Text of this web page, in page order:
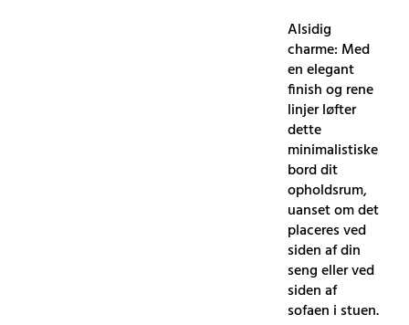
Alsidig
charme: Med
en elegant
finish og rene
linjer løfter
dette
minimalistiske
bord dit
opholdsrum,
uanset om det
placeres ved
siden af ​​din
seng eller ved
siden af ​​
sofaen i stuen.